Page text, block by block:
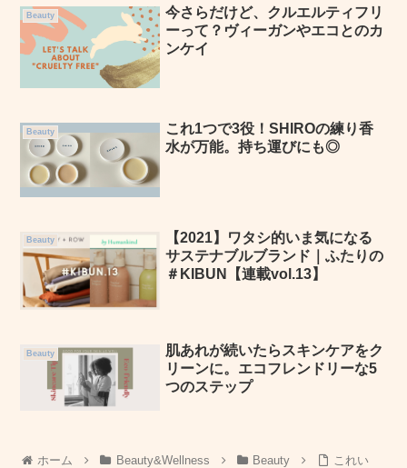
Beauty
今さらだけど、クルエルティフリ
ーって？ヴィーガンやエコとのカ
ンケイ
Beauty
これ1つで3役！SHIROの練り香
水が万能。持ち運びにも◎
Beauty
【2021】ワタシ的いま気になる
サステナブルブランド｜ふたりの
＃KIBUN【連載vol.13】
Beauty
肌あれが続いたらスキンケアをク
リーンに。エコフレンドリーな5
つのステップ
ホーム Beauty&Wellness Beauty
これい